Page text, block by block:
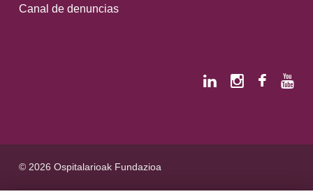
Canal de denuncias
© 2026 Ospitalarioak Fundazioa